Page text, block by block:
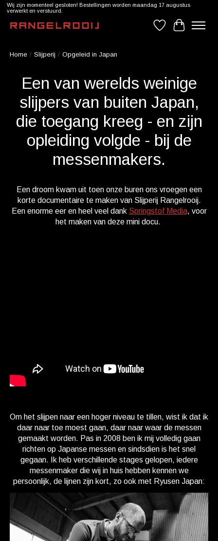
Wij zijn momenteel gesloten! Bestellingen worden maandag 17 augustus
verwerkt en verstuurd.
Verlanglijst
Home / Slijperij / Opgeleid in Japan
Een van werelds weinige
slijpers van buiten Japan,
die toegang kreeg - en zijn
opleiding volgde - bij de
messenmakers.
Een droom kwam uit toen onze buren ons vroegen een
korte documentaire te maken van Slijperij Rangelrooij.
Een enorme eer en heel veel dank Springstof Media, voor
het maken van deze mini docu.
Om het slijpen naar een hoger niveau te tillen, wist ik dat ik
daar naar toe moest gaan, daar naar waar de messen
gemaakt worden. Pas in 2008 ben ik mij volledig gaan
richten op Japanse messen en sindsdien is het snel
gegaan. Ik heb verschillende stages gelopen, iedere
messenmaker die wij in huis hebben kennen we
persoonlijk, de lijnen zijn kort, zo ook met Ryusen Japan: